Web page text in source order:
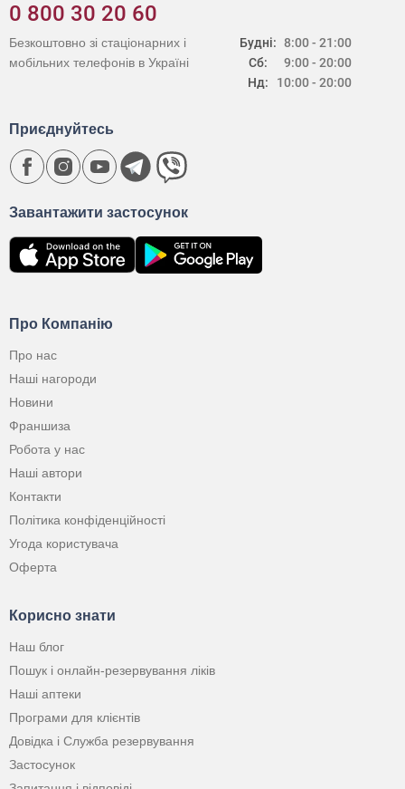
0 800 30 20 60
Будні:
Сб:
Нд:
8:00 - 21:00
9:00 - 20:00
10:00 - 20:00
Безкоштовно зі стаціонарних і
мобільних телефонів в Україні
Про Компанію
Про нас
Наші нагороди
Новини
Франшиза
Робота у нас
Наші автори
Контакти
Політика конфіденційності
Угода користувача
Оферта
Корисно знати
Наш блог
Пошук і онлайн-резервування ліків
Наші аптеки
Програми для клієнтів
Довідка і Служба резервування
Застосунок
Завантажити застосунок
Приєднуйтесь